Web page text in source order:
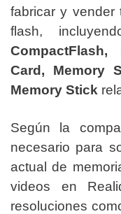
fabricar y vender
flash,
CompactFlash,
Card, Memory
Memory Stick
Según la
necesario para
actual de
videos en
resoluciones